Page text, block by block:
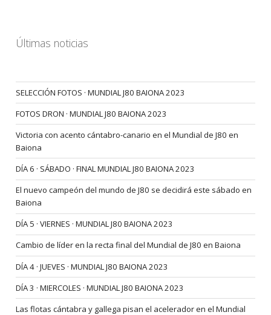
Últimas noticias
SELECCIÓN FOTOS · MUNDIAL J80 BAIONA 2023
FOTOS DRON · MUNDIAL J80 BAIONA 2023
Victoria con acento cántabro-canario en el Mundial de J80 en
Baiona
DÍA 6 · SÁBADO · FINAL MUNDIAL J80 BAIONA 2023
El nuevo campeón del mundo de J80 se decidirá este sábado en
Baiona
DÍA 5 · VIERNES · MUNDIAL J80 BAIONA 2023
Cambio de líder en la recta final del Mundial de J80 en Baiona
DÍA 4 · JUEVES · MUNDIAL J80 BAIONA 2023
DÍA 3 · MIERCOLES · MUNDIAL J80 BAIONA 2023
Las flotas cántabra y gallega pisan el acelerador en el Mundial